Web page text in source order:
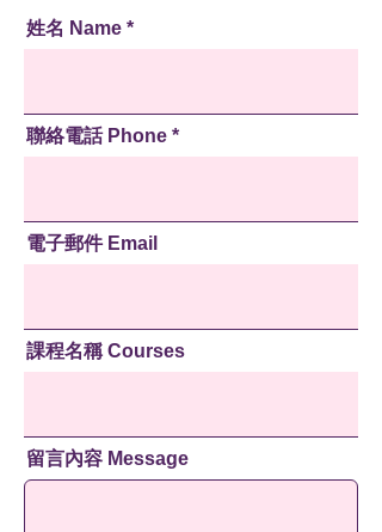
姓名 Name
聯絡電話 Phone
電子郵件 Email
課程名稱 Courses
留言內容 Message